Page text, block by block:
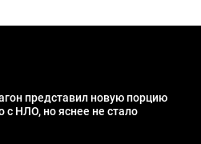
представил новую порцию
с НЛО, но яснее не стало